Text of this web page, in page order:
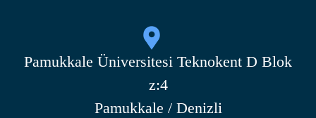
Pamukkale Üniversitesi Teknokent D Blok
z:4
Pamukkale / Denizli